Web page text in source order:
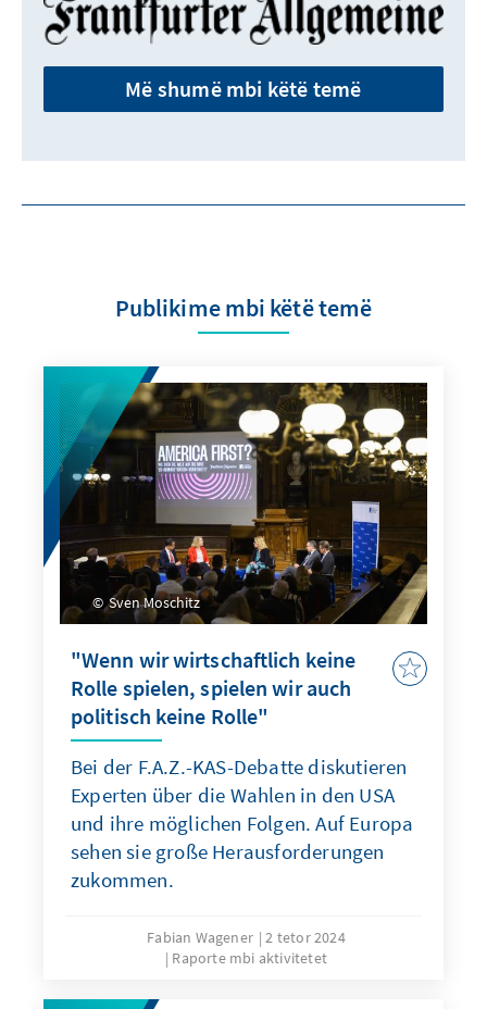
Më shumë mbi këtë temë
Publikime mbi këtë temë
Sven Moschitz
"Wenn wir wirtschaftlich keine
Rolle spielen, spielen wir auch
politisch keine Rolle"
Bei der F.A.Z.-KAS-Debatte diskutieren
Experten über die Wahlen in den USA
und ihre möglichen Folgen. Auf Europa
sehen sie große Herausforderungen
zukommen.
Fabian Wagener
2 tetor 2024
Raporte mbi aktivitetet